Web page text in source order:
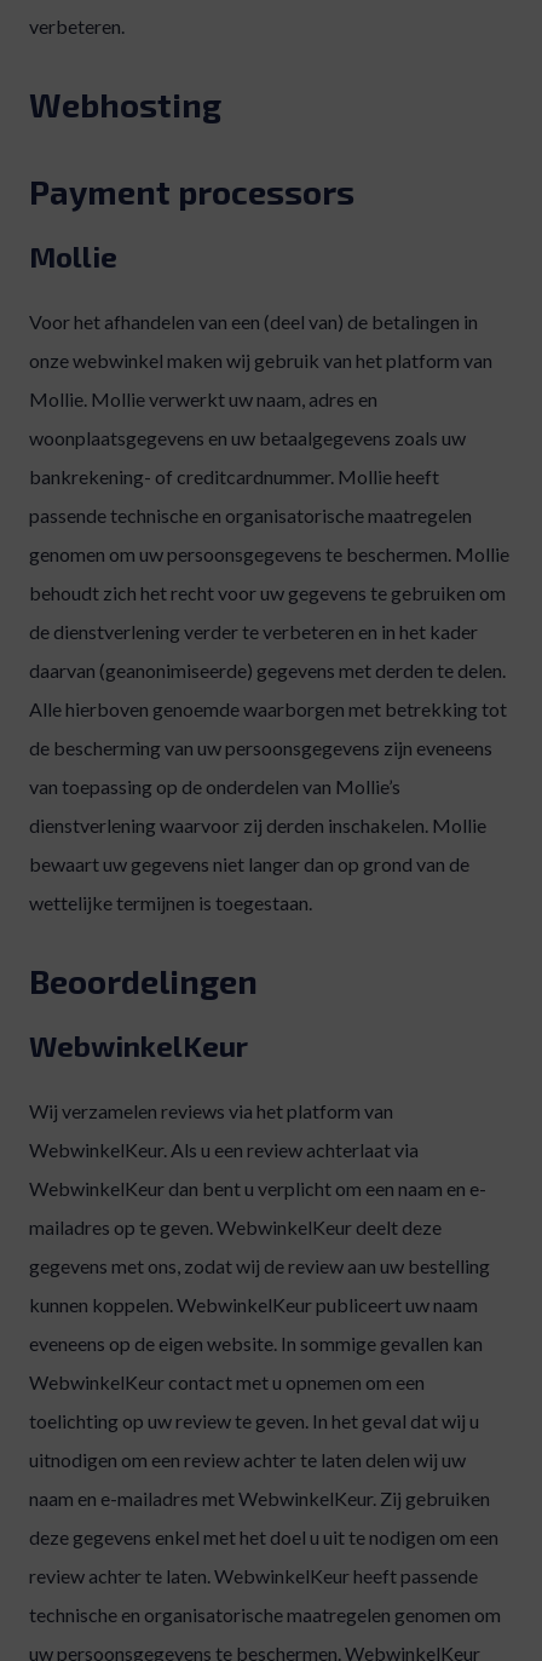
verbeteren.
Webhosting
Payment processors
Mollie
Voor het afhandelen van een (deel van) de betalingen in
onze webwinkel maken wij gebruik van het platform van
Mollie. Mollie verwerkt uw naam, adres en
woonplaatsgegevens en uw betaalgegevens zoals uw
bankrekening- of creditcardnummer. Mollie heeft
passende technische en organisatorische maatregelen
genomen om uw persoonsgegevens te beschermen. Mollie
behoudt zich het recht voor uw gegevens te gebruiken om
de dienstverlening verder te verbeteren en in het kader
daarvan (geanonimiseerde) gegevens met derden te delen.
Alle hierboven genoemde waarborgen met betrekking tot
de bescherming van uw persoonsgegevens zijn eveneens
van toepassing op de onderdelen van Mollie’s
dienstverlening waarvoor zij derden inschakelen. Mollie
bewaart uw gegevens niet langer dan op grond van de
wettelijke termijnen is toegestaan.
Beoordelingen
WebwinkelKeur
Wij verzamelen reviews via het platform van
WebwinkelKeur. Als u een review achterlaat via
WebwinkelKeur dan bent u verplicht om een naam en e-
mailadres op te geven. WebwinkelKeur deelt deze
gegevens met ons, zodat wij de review aan uw bestelling
kunnen koppelen. WebwinkelKeur publiceert uw naam
eveneens op de eigen website. In sommige gevallen kan
WebwinkelKeur contact met u opnemen om een
toelichting op uw review te geven. In het geval dat wij u
uitnodigen om een review achter te laten delen wij uw
naam en e-mailadres met WebwinkelKeur. Zij gebruiken
deze gegevens enkel met het doel u uit te nodigen om een
review achter te laten. WebwinkelKeur heeft passende
technische en organisatorische maatregelen genomen om
uw persoonsgegevens te beschermen. WebwinkelKeur